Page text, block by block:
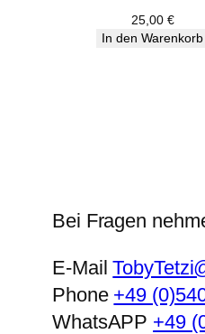
25,00 €
In den Warenkorb
Bei Fragen
E-Mail
Phone +49
WhatsAPP +49